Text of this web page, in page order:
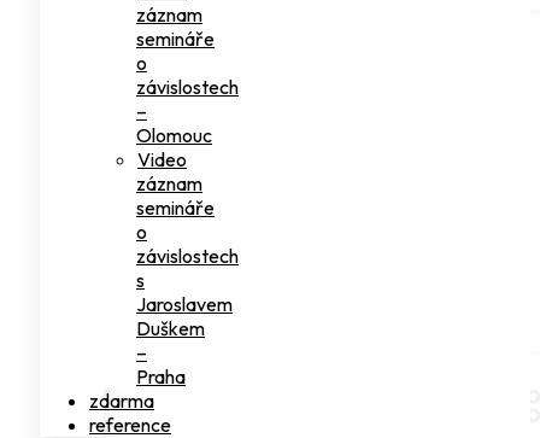
záznam
semináře
o
závislostech
–
Olomouc
Video
záznam
semináře
o
závislostech
s
Jaroslavem
Duškem
–
Praha
zdarma
reference